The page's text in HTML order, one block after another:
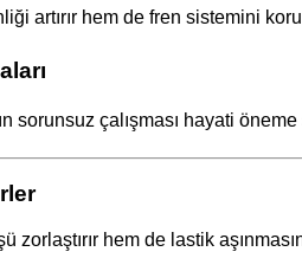
artırır hem de fren sistemini
sorunsuz çalışması hayati
hem de lastik